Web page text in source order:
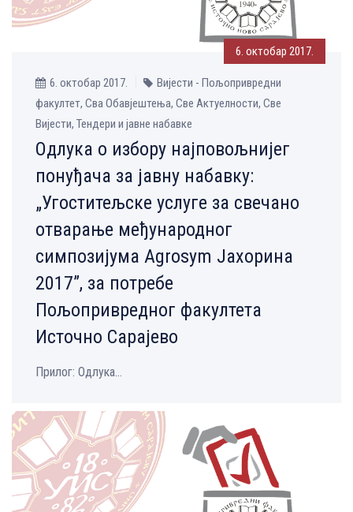
6. октобар 2017.
6. октобар 2017.
Вијести - Пољопривредни
факултет, Сва Обавјештења, Све Aктуелности, Све
Вијести, Тендери и јавне набавке
Одлука о избору најповољнијег
понуђача за јавну набавку:
„Угоститељске услуге за свечано
отварање међународног
симпозијума Agrosym Јахорина
2017”, за потребе
Пољопривредног факултета
Источно Сарајево
Прилог: Одлука...